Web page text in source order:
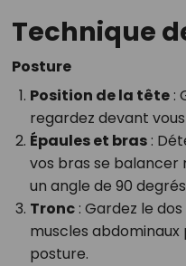
Technique
Posture
Position de la tête:
regardez devant
Épaules et bras:
vos bras se balancer
un angle de 90
Tronc: Gardez le
muscles
posture.